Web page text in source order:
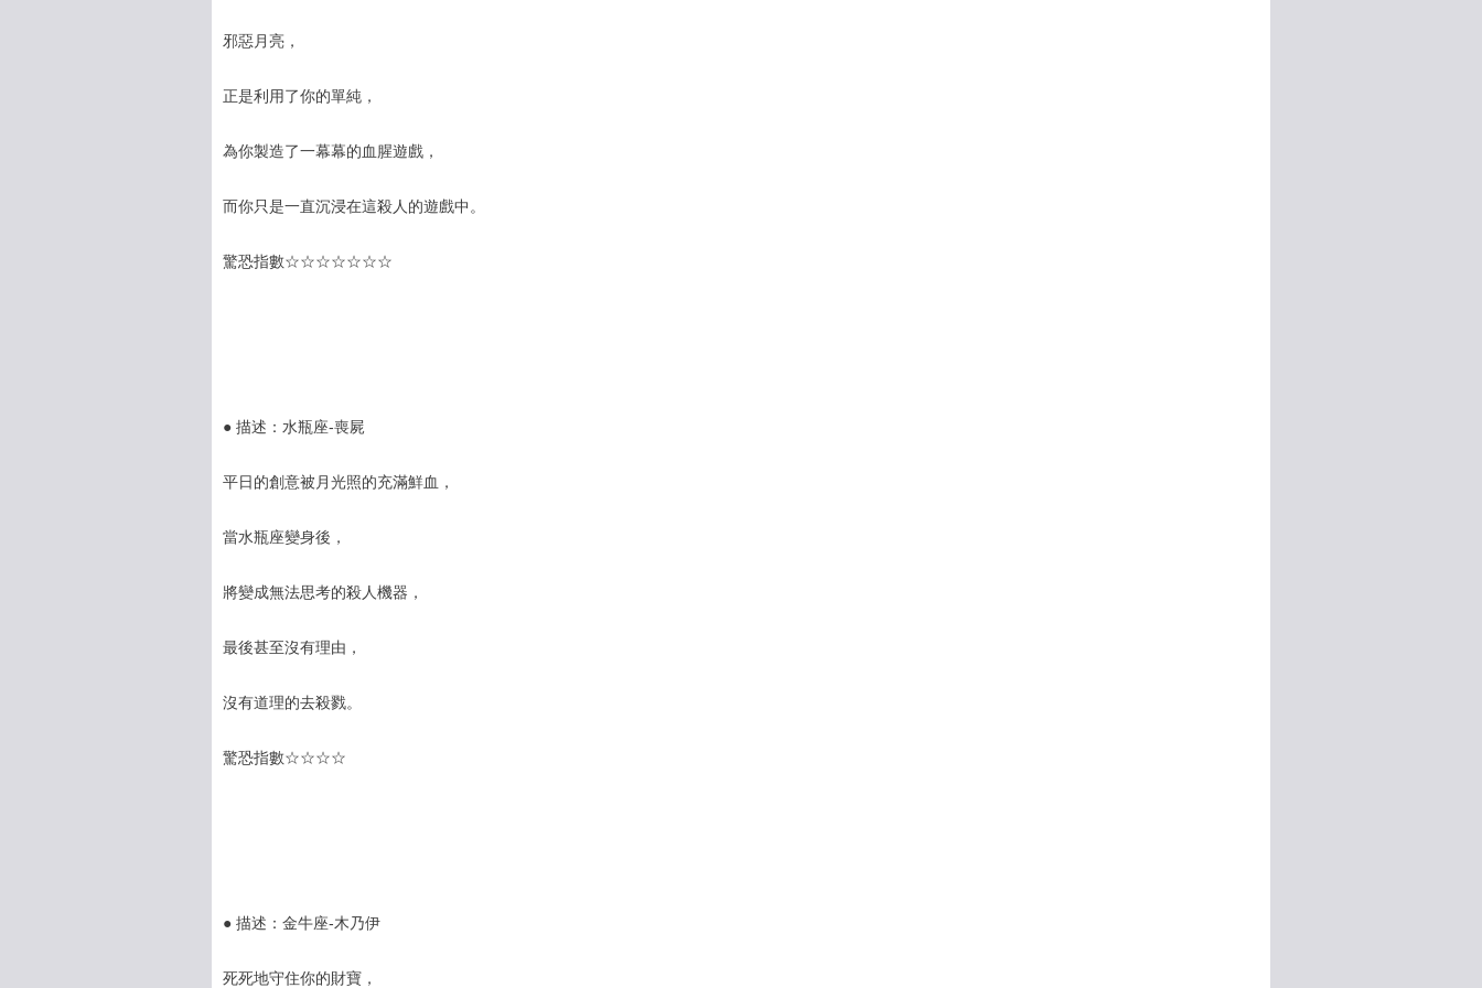
邪惡月亮，
正是利用了你的單純，
為你製造了一幕幕的血腥遊戲，
而你只是一直沉浸在這殺人的遊戲中。
驚恐指數☆☆☆☆☆☆☆
● 描述：水瓶座-喪屍
平日的創意被月光照的充滿鮮血，
當水瓶座變身後，
將變成無法思考的殺人機器，
最後甚至沒有理由，
沒有道理的去殺戮。
驚恐指數☆☆☆☆
● 描述：金牛座-木乃伊
死死地守住你的財寶，